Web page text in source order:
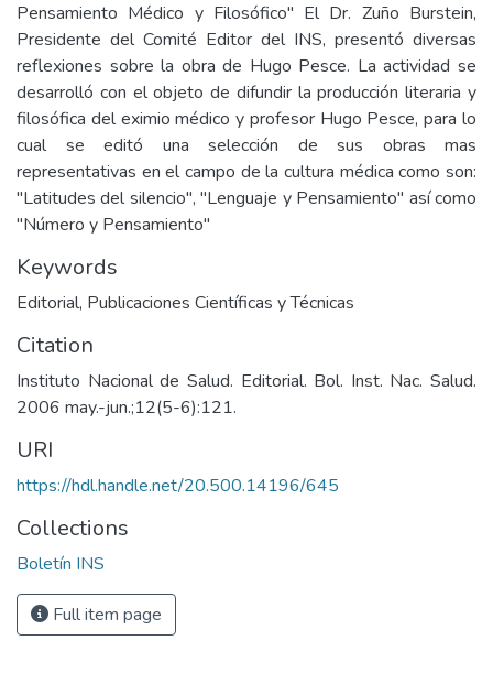
Pensamiento Médico y Filosófico" El Dr. Zuño Burstein,
Presidente del Comité Editor del INS, presentó diversas
reflexiones sobre la obra de Hugo Pesce. La actividad se
desarrolló con el objeto de difundir la producción literaria y
filosófica del eximio médico y profesor Hugo Pesce, para lo
cual se editó una selección de sus obras mas
representativas en el campo de la cultura médica como son:
"Latitudes del silencio", "Lenguaje y Pensamiento" así como
"Número y Pensamiento"
Keywords
Editorial, Publicaciones Científicas y Técnicas
Citation
Instituto Nacional de Salud. Editorial. Bol. Inst. Nac. Salud.
2006 may.-jun.;12(5-6):121.
URI
https://hdl.handle.net/20.500.14196/645
Collections
Boletín INS
Full item page